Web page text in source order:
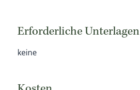
Erforderliche Unterlagen
keine